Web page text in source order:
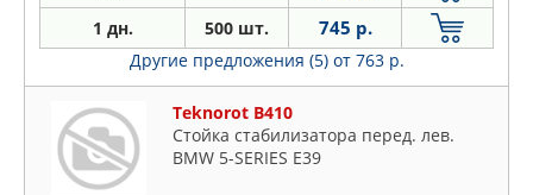
1 дн. 500 шт. 745 р.
Другие предложения (5) от 763 р.
Teknorot B410
Стойка стабилизатора перед. лев.
BMW 5-SERIES E39